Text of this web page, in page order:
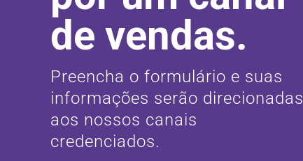
de vendas.
Preencha o formulário e suas
informações serão direcionadas
aos nossos canais
credenciados.